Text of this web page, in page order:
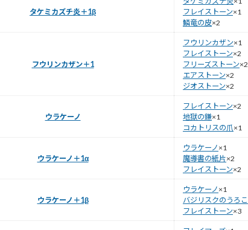
タケミカズチ炎＋1β
フレイストーン×1
鱗竜の皮×2
フウリンカザン＋1
フウリンカザン×1
フレイストーン×2
フリーズストーン×2
エアストーン×2
ジオストーン×2
ウラケーノ
フレイストーン×2
地獄の鎌×1
コカトリスの爪×1
ウラケーノ＋1α
ウラケーノ ×1
魔導書の紙片×2
フレイストーン×2
ウラケーノ＋1β
ウラケーノ ×1
バジリスクのうろこ
フレイストーン×3